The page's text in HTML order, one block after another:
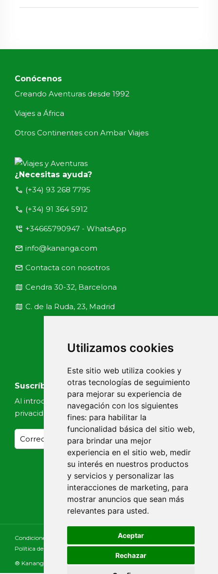
Utilizamos cookies
Este sitio web utiliza cookies y
otras tecnologías de seguimiento
para mejorar su experiencia de
navegación con los siguientes
fines: para habilitar la
funcionalidad básica del sitio web,
para brindar una mejor
experiencia en el sitio web, medir
su interés en nuestros productos
y servicios y personalizar las
interacciones de marketing, para
mostrar anuncios que sean más
relevantes para usted.
Aceptar
Rechazar
Conócenos
Creando Aventuras desde 1992
Viajes a África
Otros Continentes con Ambar Viajes
¿Necesitas ayuda?
call (+34) 93 268 7795
call (+34) 91 364 5912
perm_phone_msg +34665790947 - WhatsApp
email info@kananga.com
email Contacta con nosotros
map Cendra 30-32, Barcelona
map C. de la Ruda, 23, Madrid
Suscríbete a nuestras noticias
Al introducir tu email, aceptas nuestra Política de
privacidad
Condiciones Generales Aviso Legal
Política de Cookies
Política de Privacidad
Declaración de Accesibilidad
® Kananga